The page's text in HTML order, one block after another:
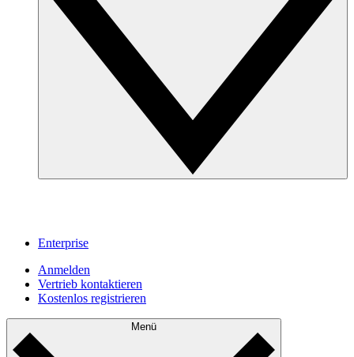
Enterprise
Anmelden
Vertrieb kontaktieren
Kostenlos registrieren
Menü